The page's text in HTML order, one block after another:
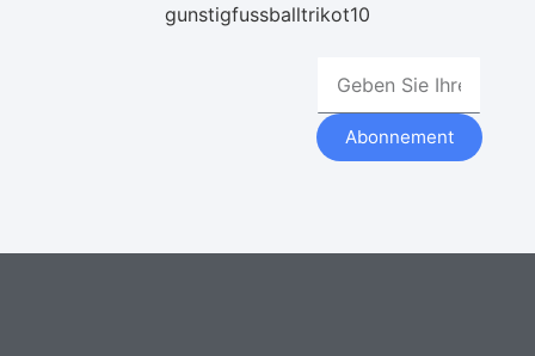
gunstigfussballtrikot10
Abonnement